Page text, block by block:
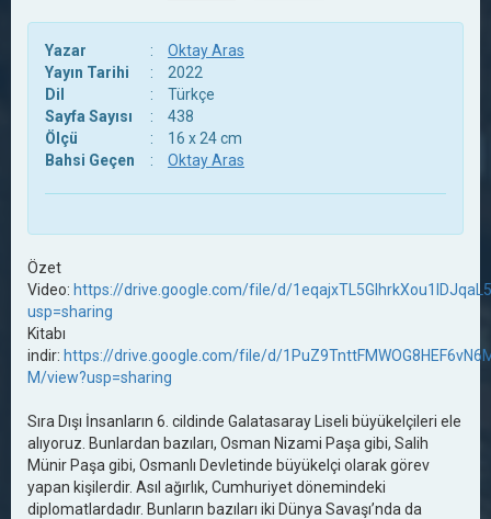
Yazar :
Oktay Aras
Yayın Tarihi
:
2022
Dil
:
Türkçe
Sayfa Sayısı
:
438
Ölçü
:
16 x 24 cm
Bahsi Geçen
: Oktay Aras
Özet
Video: https://drive.google.com/file/d/
usp=sharing
Kitabı
indir: https://drive.google.com/file/d/
M/view?usp=sharing
Sıra Dışı İnsanların 6. cildinde Galatasaray Liseli büyükelçileri ele
alıyoruz. Bunlardan bazıları, Osman Nizami Paşa gibi, Salih
Münir Paşa gibi, Osmanlı Devletinde büyükelçi olarak görev
yapan kişilerdir. Asıl ağırlık, Cumhuriyet dönemindeki
diplomatlardadır. Bunların bazıları iki Dünya Savaşı’nda da